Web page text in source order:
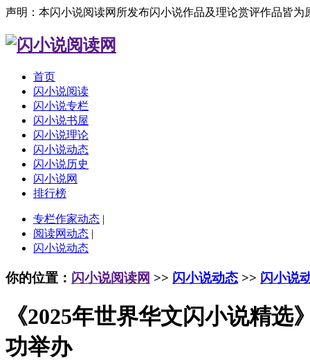
声明：本闪小说阅读网所发布闪小说作品及理论赏评作品皆
首页
闪小说阅读
闪小说专栏
闪小说书屋
闪小说理论
闪小说动态
闪小说历史
闪小说网
排行榜
专栏作家动态 |
阅读网动态 |
闪小说动态
你的位置： 闪小说阅读网 >> 闪小说动态 >> 闪小说
《2025年世界华文闪小说精
功举办